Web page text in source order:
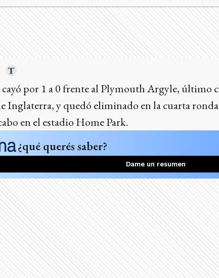
por 1 a 0 frente al Plymouth Argyle, último
Inglaterra, y quedó eliminado en la cuarta
en el estadio Home Park.
¿qué querés saber?
Dame un resumen